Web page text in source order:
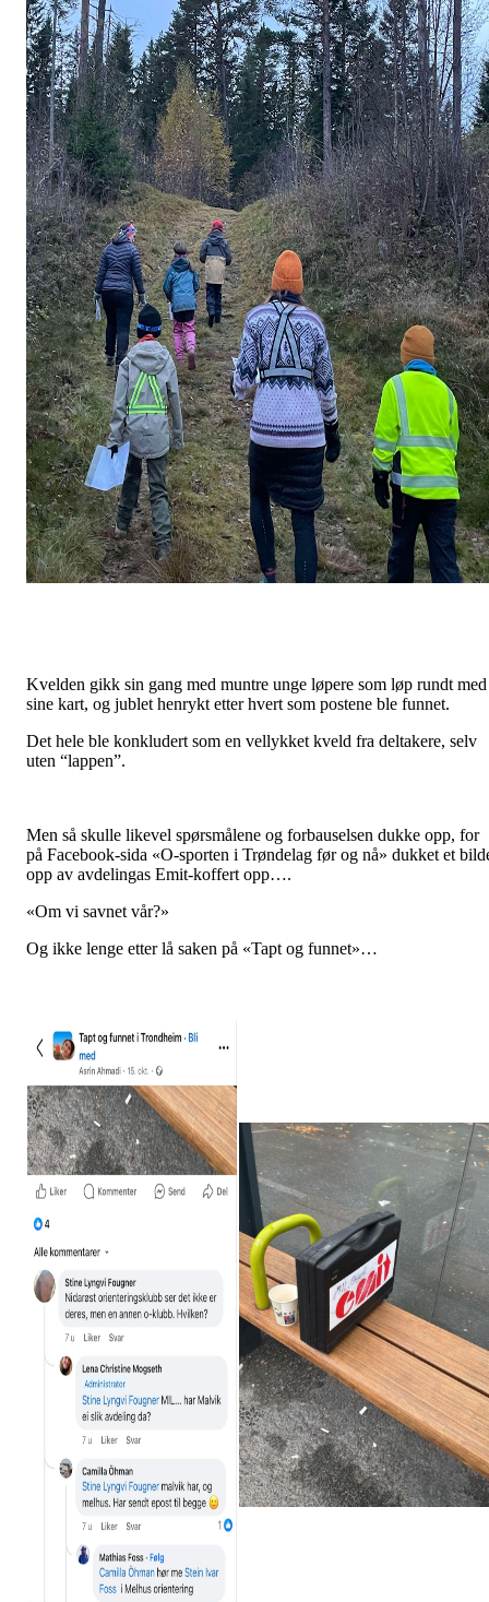
Kvelden gikk sin gang med muntre unge løpere som løp rundt med
sine kart, og jublet henrykt etter hvert som postene ble funnet.
Det hele ble konkludert som en vellykket kveld fra deltakere, selv
uten “lappen”.
Men så skulle likevel spørsmålene og forbauselsen dukke opp, for
på Facebook-sida «O-sporten i Trøndelag før og nå» dukket et
opp av avdelingas Emit-koffert opp….
«Om vi savnet vår?»
Og ikke lenge etter lå saken på «Tapt og funnet»…